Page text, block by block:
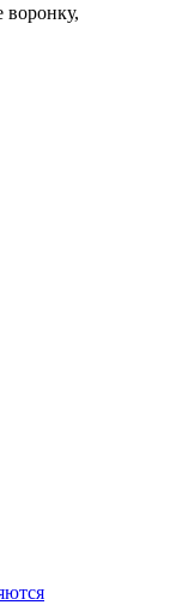
воронку,